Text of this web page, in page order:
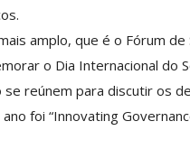
amplo, que é o Fórum de
o Dia Internacional do
reúnem para discutir os
foi “Innovating